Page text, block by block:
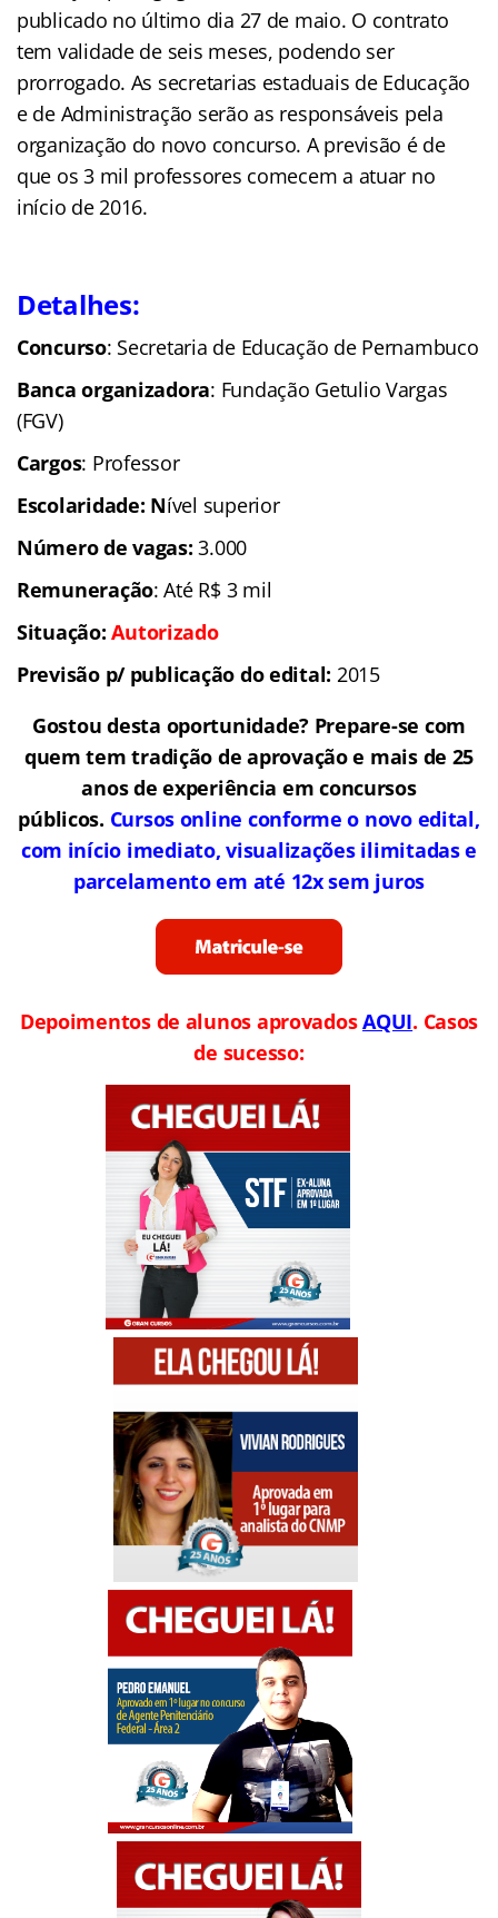
publicado no último dia 27 de maio. O contrato
tem validade de seis meses, podendo ser
prorrogado. As secretarias estaduais de Educação
e de Administração serão as responsáveis pela
organização do novo concurso. A previsão é de
que os 3 mil professores comecem a atuar no
início de 2016.
Detalhes:
Concurso: Secretaria de Educação de Pernambuco
Banca organizadora: Fundação Getulio Vargas
(FGV)
Cargos: Professor
Escolaridade: Nível superior
Número de vagas:3.000
Remuneração: Até R$ 3 mil
Situação:Autorizado
Previsão p/ publicação do edital: 2015
Gostou desta oportunidade? Prepare-se com
quem tem tradição de aprovação e mais de 25
anos de experiência em concursos
públicos. Cursos online conforme o novo edital,
com início imediato, visualizações ilimitadas e
parcelamento em até 12x sem juros
Depoimentos de alunos aprovadosAQUI. Casos
de sucesso: